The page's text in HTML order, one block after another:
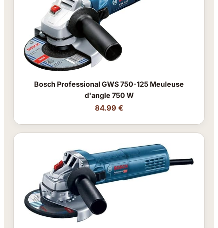
Bosch Professional GWS 750-125 Meuleuse
d'angle 750 W
84.99 €